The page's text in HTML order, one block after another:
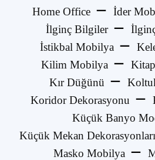
Home Office
İder
İlginç Bilgiler
İstikbal Mobilya
Kilim Mobilya
Kır Düğünü
Koridor Dekorasyonu
Küçük Banyo
Küçük Mekan Dekorasyonları
Masko Mobilya